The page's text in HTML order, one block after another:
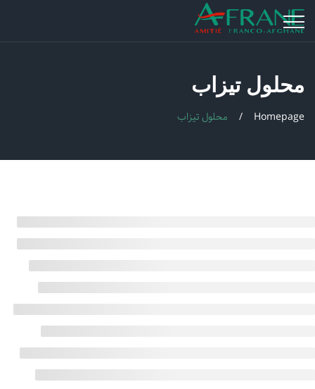
محلول تیزاب
Homepage محلول تیزاب